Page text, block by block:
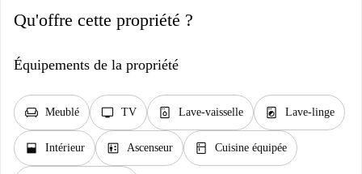
Qu'offre cette propriété ?
Équipements de la propriété
chair Meublé tv TV dishwasher_gen Lave-vaisselle local_laundry_service Lave-linge
window_open Intérieur elevator Ascenseur kitchen Cuisine équipée